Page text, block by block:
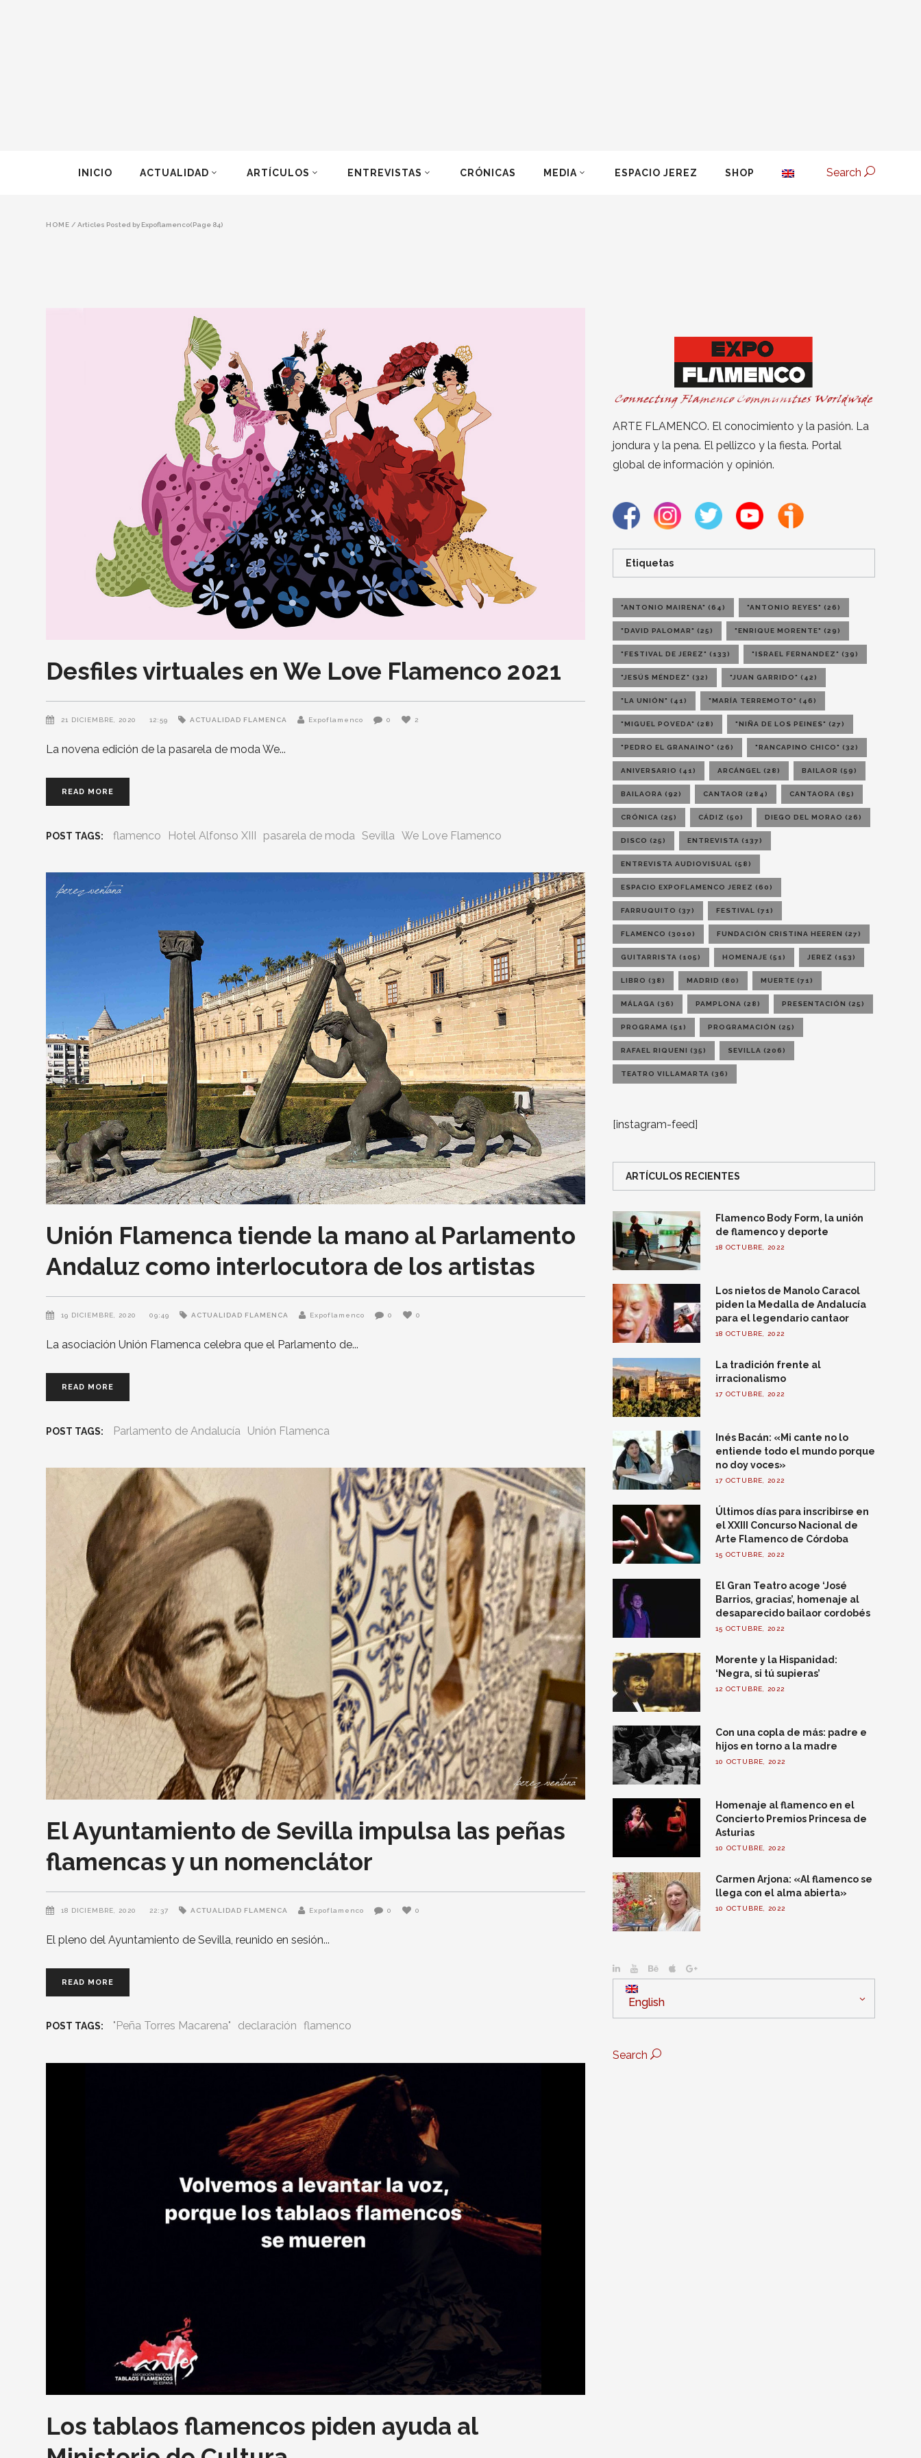
INICIO ACTUALIDAD ARTÍCULOS ENTREVISTAS CRÓNICAS MEDIA ESPACIO JEREZ SHOP Search
HOME / Articles Posted by Expoflamenco(Page 84)
Desfiles virtuales en We Love Flamenco 2021
21 DICIEMBRE, 2020 12:59 ACTUALIDAD FLAMENCA Expoflamenco 0 2
La novena edición de la pasarela de moda We
READ MORE
POST TAGS: flamenco Hotel Alfonso XIII pasarela de moda Sevilla We Love Flamenco
Unión Flamenca tiende la mano al Parlamento
Andaluz como interlocutora de los artistas
19 DICIEMBRE, 2020 09:49 ACTUALIDAD FLAMENCA Expoflamenco 0 0
La asociación Unión Flamenca celebra que el Parlamento de
READ MORE
POST TAGS: Parlamento de Andalucía Unión Flamenca
El Ayuntamiento de Sevilla impulsa las peñas
flamencas y un nomenclátor
18 DICIEMBRE, 2020 22:37 ACTUALIDAD FLAMENCA Expoflamenco 0 0
El pleno del Ayuntamiento de Sevilla, reunido en sesión
READ MORE
POST TAGS: "Peña Torres Macarena" declaración flamenco
Los tablaos flamencos piden ayuda al
ARTE FLAMENCO. El conocimiento y la pasión. La
jondura y la pena. El pellizco y la fiesta. Portal
global de información y opinión.
Etiquetas
"ANTONIO MAIRENA" (64) "ANTONIO REYES" (26)
"DAVID PALOMAR" (25) "ENRIQUE MORENTE" (29)
"FESTIVAL DE JEREZ" (133) "ISRAEL FERNANDEZ" (39)
"JESÚS MÉNDEZ" (32) "JUAN GARRIDO" (42)
"LA UNIÓN" (41) "MARÍA TERREMOTO" (46)
"MIGUEL POVEDA" (28) "NIÑA DE LOS PEINES" (27)
"PEDRO EL GRANAINO" (26) "RANCAPINO CHICO" (32)
ANIVERSARIO (41) ARCÁNGEL (28) BAILAOR (59)
BAILAORA (92) CANTAOR (284) CANTAORA (85)
CRÓNICA (25) CÁDIZ (50) DIEGO DEL MORAO (26)
DISCO (25) ENTREVISTA (137)
ENTREVISTA AUDIOVISUAL (58)
ESPACIO EXPOFLAMENCO JEREZ (60)
FARRUQUITO (37) FESTIVAL (71)
FLAMENCO (3010) FUNDACIÓN CRISTINA HEEREN (27)
GUITARRISTA (105) HOMENAJE (51) JEREZ (153)
LIBRO (38) MADRID (80) MUERTE (71)
MÁLAGA (36) PAMPLONA (28) PRESENTACIÓN (25)
PROGRAMA (51) PROGRAMACIÓN (25)
RAFAEL RIQUENI (35) SEVILLA (206)
TEATRO VILLAMARTA (36)
[instagram-feed]
ARTÍCULOS RECIENTES
Flamenco Body Form, la unión
de flamenco y deporte
18 OCTUBRE, 2022
Los nietos de Manolo Caracol
piden la Medalla de Andalucía
para el legendario cantaor
18 OCTUBRE, 2022
La tradición frente al
irracionalismo
17 OCTUBRE, 2022
Inés Bacán: «Mi cante no lo
entiende todo el mundo porque
no doy voces»
17 OCTUBRE, 2022
Últimos días para inscribirse en
el XXIII Concurso Nacional de
Arte Flamenco de Córdoba
15 OCTUBRE, 2022
El Gran Teatro acoge ‘José
Barrios, gracias’, homenaje al
desaparecido bailaor cordobés
15 OCTUBRE, 2022
Morente y la Hispanidad:
‘Negra, si tú supieras’
12 OCTUBRE, 2022
Con una copla de más: padre e
hijos en torno a la madre
10 OCTUBRE, 2022
Homenaje al flamenco en el
Concierto Premios Princesa de
Asturias
10 OCTUBRE, 2022
Carmen Arjona: «Al flamenco se
llega con el alma abierta»
10 OCTUBRE, 2022
English
Search